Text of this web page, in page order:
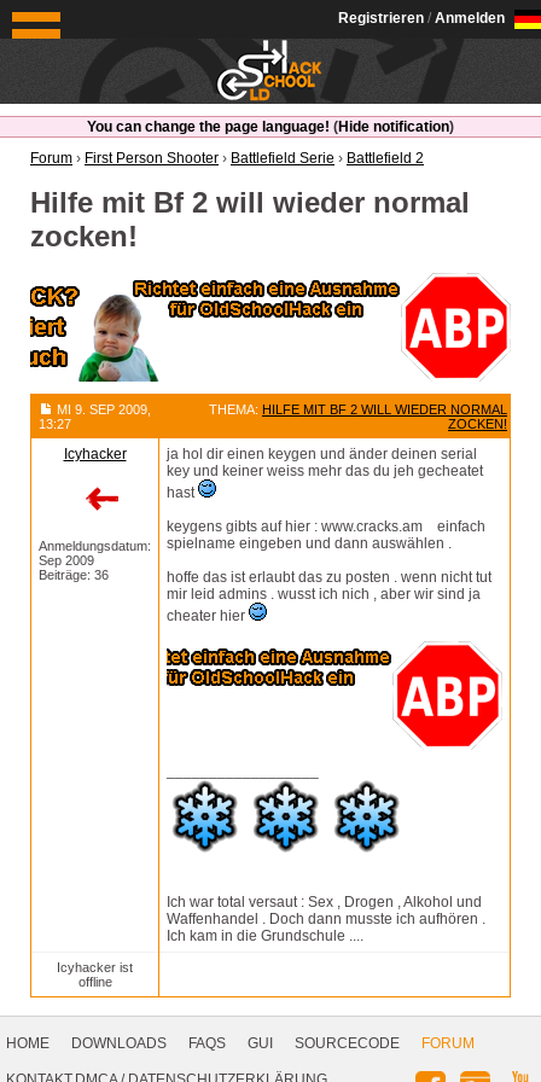
OldSchoolHack
Registrieren / Anmelden
You can change the page language! (Hide notification)
Forum › First Person Shooter › Battlefield Serie › Battlefield 2
Hilfe mit Bf 2 will wieder normal
zocken!
MI 9. SEP 2009,
13:27
THEMA: HILFE MIT BF 2 WILL WIEDER NORMAL
ZOCKEN!
Icyhacker
Anmeldungsdatum:
Sep 2009
Beiträge: 36
ja hol dir einen keygen und änder deinen serial
key und keiner weiss mehr das du jeh gecheatet
hast
keygens gibts auf hier : www.cracks.am einfach
spielname eingeben und dann auswählen .
hoffe das ist erlaubt das zu posten . wenn nicht tut
mir leid admins . wusst ich nich , aber wir sind ja
cheater hier
Ich war total versaut : Sex , Drogen , Alkohol und
Waffenhandel . Doch dann musste ich aufhören .
Ich kam in die Grundschule ....
Icyhacker ist
offline
Navigation
HOME DOWNLOADS FAQS GUI SOURCECODE
FORUM